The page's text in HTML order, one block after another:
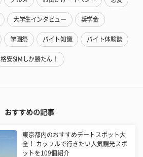
大学生インタビュー 奨学金
学園祭 バイト知識 バイト体験談
格安SIMしか勝たん！
おすすめの記事
東京都内のおすすめデートスポット大
全！ カップルで行きたい人気観光スポ
ットを109個紹介